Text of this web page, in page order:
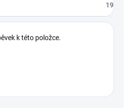
19
k této položce.